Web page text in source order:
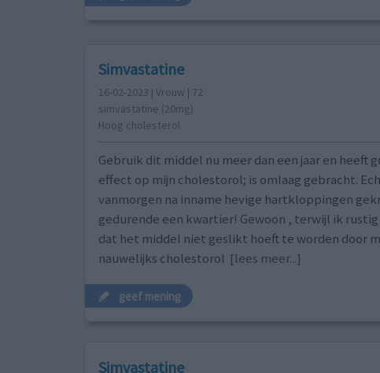
Simvastatine
16-02-2023 | Vrouw | 72
simvastatine (20mg)
Hoog cholesterol
Gebruik dit middel nu meer dan een jaar en heeft
effect op mijn cholestorol; is omlaag gebracht.
vanmorgen na inname hevige hartkloppingen
gedurende een kwartier! Gewoon , terwijl ik
dat het middel niet geslikt hoeft te worden door
nauwelijks cholestorol [lees meer...]
geef mening
Simvastatine